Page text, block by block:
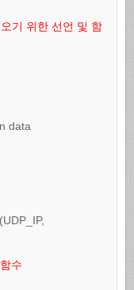
기 위한 선언 및 함
data
수